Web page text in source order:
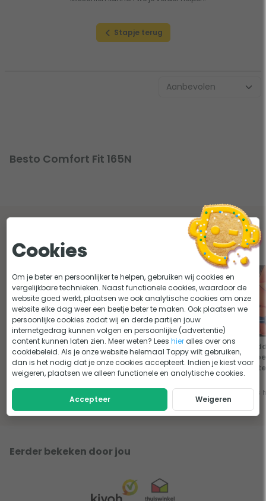
Stapje terug
Besto Comfort Fit 165N
Lees onze tips en adviezen over besto
comfort fit reddingsvesten
Zwemvest of reddingsvest?
De belangrijkste verschillen
Lees het advies
Verschil tussen een vaststof-
en een automatisch
reddingsvest
Lees het advies
Eerder bekeken door jou
Cookies
Om je beter en persoonlijker te helpen, gebruiken wij cookies en
vergelijkbare technieken. Naast functionele cookies, waardoor de
website goed werkt, plaatsen we ook analytische cookies om onze
website elke dag weer een beetje beter te maken. Ook plaatsen we
persoonlijke cookies zodat wij en derde partijen jouw
internetgedrag kunnen volgen en persoonlijke (advertentie)
content kunnen laten zien. Meer weten? Leeshier alles over ons
cookiebeleid. Als je onze website helemaal Toppy wilt gebruiken,
dan is het nodig dat je onze cookies accepteert. Indien je kiest voor
weigeren, plaatsen we alleen functionele en analytische cookies.
Accepteer Weigeren